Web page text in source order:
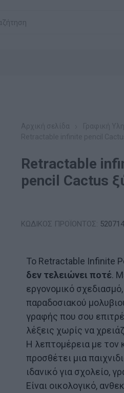
Retractable
pencil Cactus
ΚΩΔΙΚΟΣ ΠΡΟΪΟΝΤΟΣ:
Το Retractable Infinite
δεν τελειώνει ποτέ.
εργονομικό
παραδοσιακού
γραφής που σου
λέξεις χωρίς να
Η λεπτομέρεια με
προσθέτει μια
ιδανικό για σχολείο,
Είναι οικολογικό,